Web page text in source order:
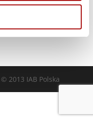
2013 IAB Polska